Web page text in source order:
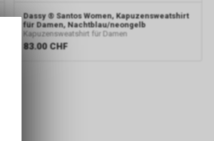
Dassy ® Santos Women, Kapuzensweatshirt
für Damen, Nachtblau/neongelb
Kapuzensweatshirt für Damen
83.00 CHF